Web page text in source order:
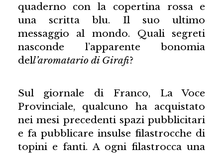
quaderno con la copertina rossa e
una scritta blu. Il suo ultimo
messaggio al mondo. Quali segreti
nasconde l’apparente bonomia
dell’aromatario di Girafi?
Sul giornale di Franco, La Voce
Provinciale, qualcuno ha acquistato
nei mesi precedenti spazi pubblicitari
e fa pubblicare insulse filastrocche di
topini e fanti. A ogni filastrocca una